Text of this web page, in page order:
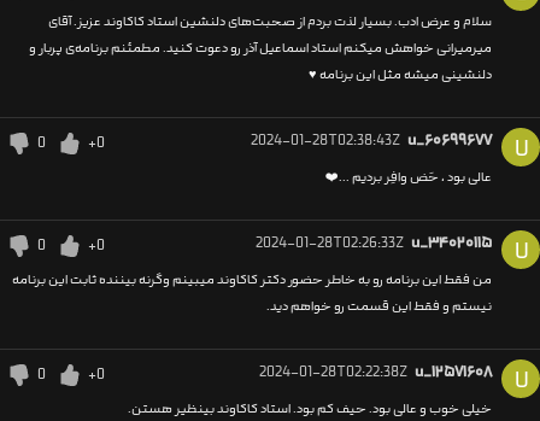
سلام و عرض ادب. بسیار لذت بردم از صحبت‌های دلنشین استاد کاکاوند عزیز. آقای
میرمیرانی خواهش میکنم استاد اسماعیل آذر رو دعوت کنید. مطمئنم برنامه‌ی پربار و
دلنشینی میشه مثل این برنامه ♥️
U u_۶۰۶۹۹۶۷۷ 2024-01-28T02:38:43Z
+0
0
عالی بود ، حَض وافِر بردیم ...❤️
U u_۳۴۰۲۰۱۱۵ 2024-01-28T02:26:33Z
+0
0
من فقط این برنامه رو به خاطر حضور دکتر کاکاوند میبینم وگرنه بیننده ثابت این برنامه
نیستم و فقط این قسمت رو خواهم دید.
U u_۱۲۵۷۱۶۰۸ 2024-01-28T02:22:38Z
+0
0
خیلی خوب و عالی بود. حیف کم بود. استاد کاکاوند بینظیر هستن.